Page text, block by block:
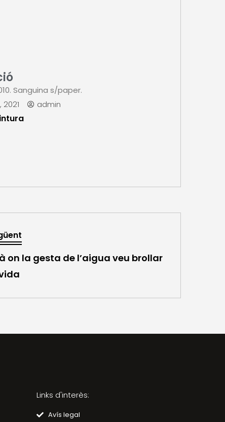
Sanguina s/paper.
admin
on la gesta de l’aigua veu brollar
Links d'interès:
Avís legal